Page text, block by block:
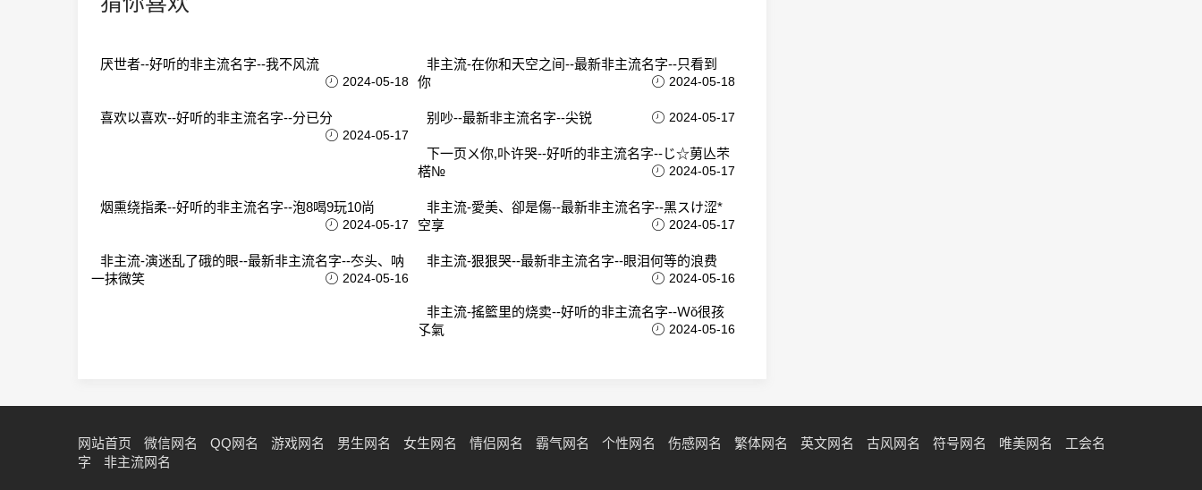
厌世者--好听的非主流名字--我不风流
2024-05-18
非主流-在你和天空之间--最新非主流名字--只看到
你
2024-05-18
喜欢以喜欢--好听的非主流名字--分已分
2024-05-17
别吵--最新非主流名字--尖锐 2024-05-17
下一页ㄨ你,卟许哭--好听的非主流名字--じ☆莮亾芣
楛№
2024-05-17
烟熏绕指柔--好听的非主流名字--泡8喝9玩10尚
2024-05-17
非主流-愛美、卻是傷--最新非主流名字--黑スけ涩*
空享
2024-05-17
非主流-演迷乱了硪的眼--最新非主流名字--冭头、呐
一抹微笑
2024-05-16
非主流-狠狠哭--最新非主流名字--眼泪何等的浪费
2024-05-16
非主流-搖籃里的烧卖--好听的非主流名字--Ｗǒ很孩
孓氣
2024-05-16
网站首页 微信网名 QQ网名 游戏网名 男生网名 女生网名 情侣网名 霸气网名 个性网名 伤感网名 繁体网名 英文网名 古风网名 符号网名 唯美网名
工会名
字
非主流网名